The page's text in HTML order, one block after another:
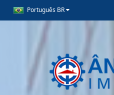
Português BR